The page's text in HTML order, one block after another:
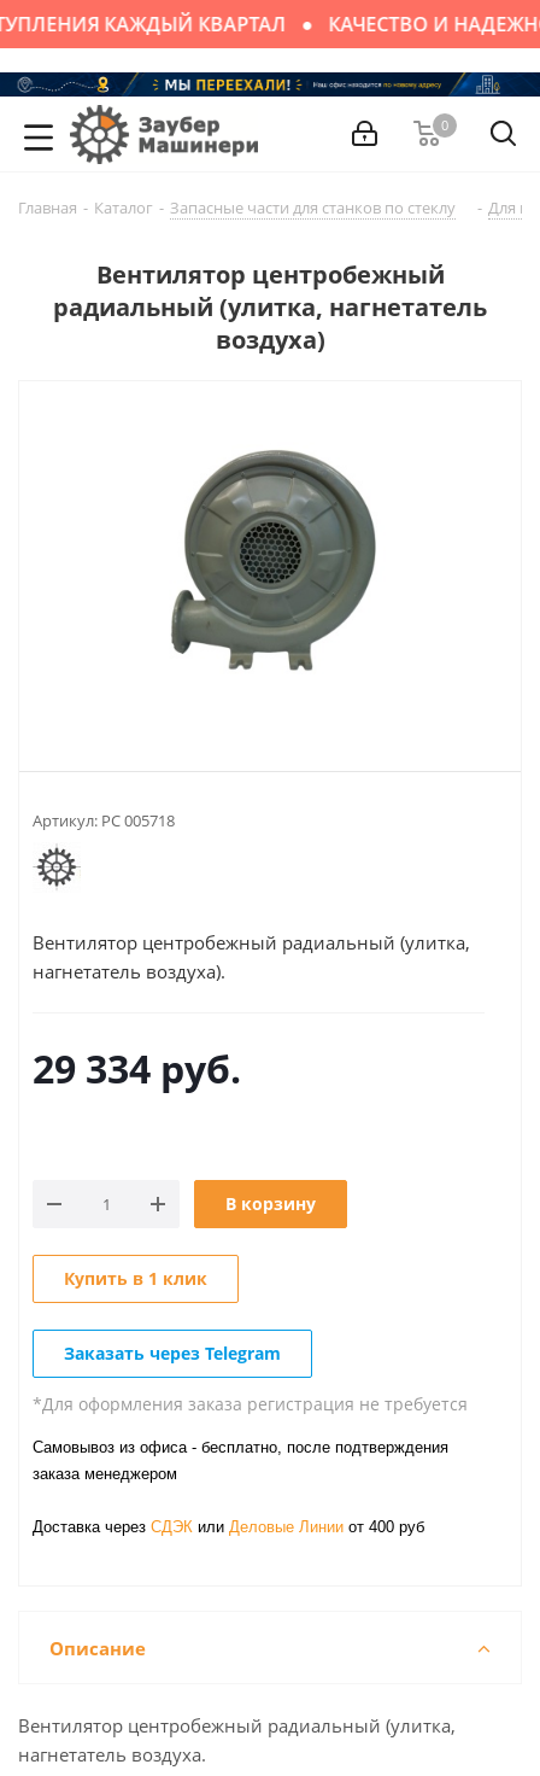
КАЖДЫЙ КВАРТАЛ КАЧЕСТВО И
0
Главная - Каталог - Запасные части для cтaнков по стеклу - Для
Вентилятор центробежный
радиальный (улитка, нагнетатель
воздуха)
Артикул: РС 005718
Вентилятор центробежный радиальный (улитка,
нагнетатель воздуха).
29 334 руб.
В корзину
Купить в 1 клик
Заказать через Telegram
*Для оформления заказа регистрация не требуется
Самовывоз из офиса - бесплатно, после подтверждения
заказа менеджером
Доставка через СДЭК или Деловые Линии от 400 руб
Описание
Вентилятор центробежный радиальный (улитка,
нагнетатель воздуха.